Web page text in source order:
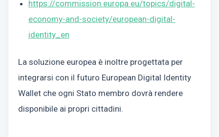
https://commission.europa.eu/topics/digital-
economy-and-society/european-digital-
identity_en
La soluzione europea è inoltre progettata per
integrarsi con il futuro European Digital Identity
Wallet che ogni Stato membro dovrà rendere
disponibile ai propri cittadini.